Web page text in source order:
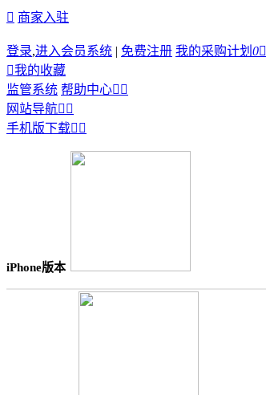
 商家入驻
登录,进入会员系统 | 免费注册 我的采购计划 0
我的收藏
监管系统 帮助中心 
网站导航 
手机版下载 
iPhone版本